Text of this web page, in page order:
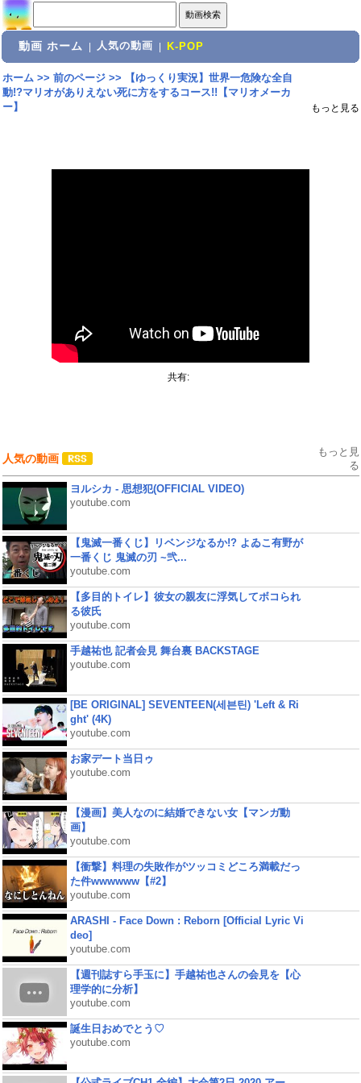
動画 ホーム 人気の動画 K-POP
ホーム>> 前のページ>>
【ゆっくり実況】世界一危険な全自
動!?マリオがありえない死に方をするコース!!【マリオメーカ
ー】
もっと見る
共有:
人気の動画
もっと見
る
ヨルシカ - 思想犯(OFFICIAL VIDEO)
youtube.com
【鬼滅一番くじ】リベンジなるか!? よゐこ有野が
一番くじ 鬼滅の刃 ~弐...
youtube.com
【多目的トイレ】彼女の親友に浮気してボコられ
る彼氏
youtube.com
手越祐也 記者会見 舞台裏 BACKSTAGE
youtube.com
[BE ORIGINAL] SEVENTEEN(세븐틴) 'Left & Ri
ght' (4K)
youtube.com
お家デート当日ゥ
youtube.com
【漫画】美人なのに結婚できない女【マンガ動
画】
youtube.com
【衝撃】料理の失敗作がツッコミどころ満載だっ
た件wwwwww【#2】
youtube.com
ARASHI - Face Down : Reborn [Official Lyric Vi
deo]
youtube.com
【週刊誌すら手玉に】手越祐也さんの会見を【心
理学的に分析】
youtube.com
誕生日おめでとう♡
youtube.com